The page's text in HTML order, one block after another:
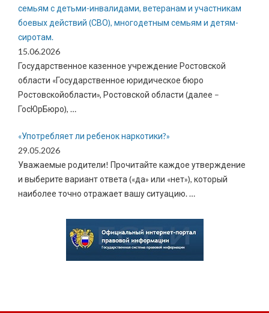
семьям с детьми-инвалидами, ветеранам и участникам
боевых действий (СВО), многодетным семьям и детям-
сиротам.
15.06.2026
Государственное казенное учреждение Ростовской
области «Государственное юридическое бюро
Ростовскойобласти», Ростовской области (далее –
ГосЮрБюро), …
«Употребляет ли ребенок наркотики?»
29.05.2026
Уважаемые родители! Прочитайте каждое утверждение
и выберите вариант ответа («да» или «нет»), который
наиболее точно отражает вашу ситуацию.…